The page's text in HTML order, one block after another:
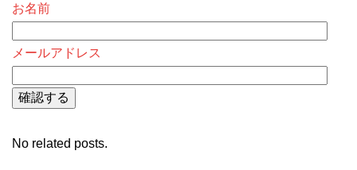
お名前
メールアドレス
No related posts.